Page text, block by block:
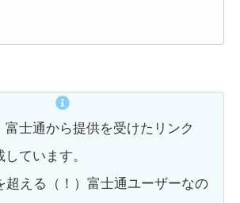
富士通から提供を受けたリンク
しています。
超える（！）富士通ユーザーなの